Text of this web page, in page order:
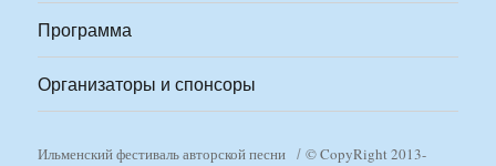
Программа
Организаторы и спонсоры
Ильменский фестиваль авторской песни © CopyRight 2013-